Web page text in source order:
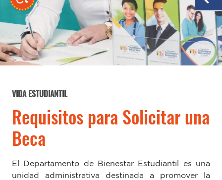
VIDA ESTUDIANTIL
Requisitos para Solicitar una
Beca
El Departamento de Bienestar Estudiantil es una
unidad administrativa destinada a promover la